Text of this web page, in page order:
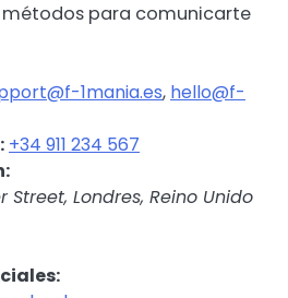
métodos para comunicarte
1mania.es, hello@f-
+34 911 234 567
Street, Londres, Reino Unido